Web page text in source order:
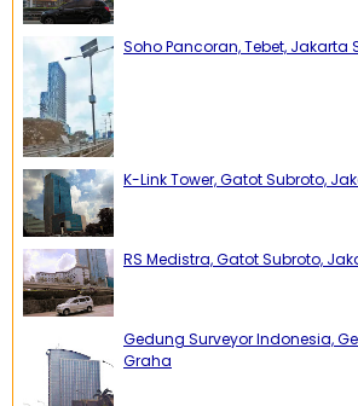
Soho Pancoran, Tebet, Jakarta
K-Link Tower, Gatot Subroto,
RS Medistra, Gatot Subroto,
Gedung Surveyor Indonesia,
Graha